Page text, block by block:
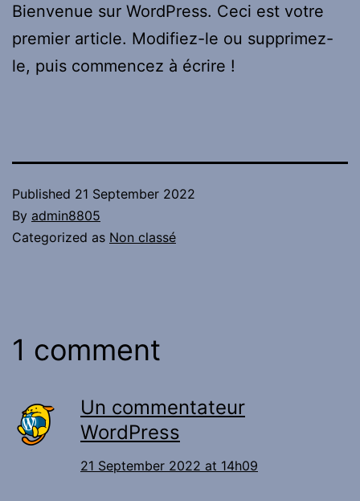
Bienvenue sur WordPress. Ceci est votre
premier article. Modifiez-le ou supprimez-
le, puis commencez à écrire !
Published 21 September 2022
By admin8805
Categorized as Non classé
1 comment
Un commentateur
WordPress
21 September 2022 at 14h09